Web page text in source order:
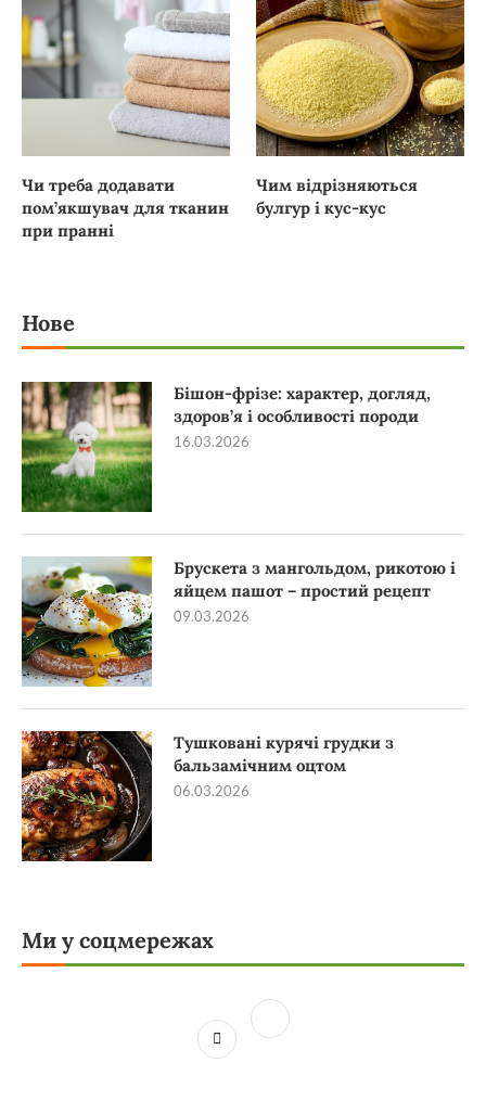
Чи треба додавати
пом’якшувач для тканин
при пранні
Чим відрізняються
булгур і кус-кус
Нове
Бішон-фрізе: характер, догляд,
здоров’я і особливості породи
16.03.2026
Брускета з мангольдом, рикотою і
яйцем пашот – простий рецепт
09.03.2026
Тушковані курячі грудки з
бальзамічним оцтом
06.03.2026
Ми у соцмережах